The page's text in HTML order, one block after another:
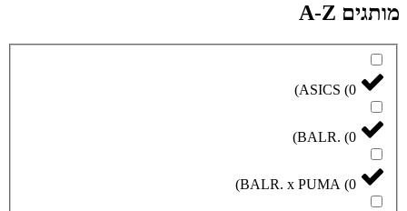
מותגים A-Z
ASICS (0
)
BALR. (0
)
BALR. x PUMA (0
)